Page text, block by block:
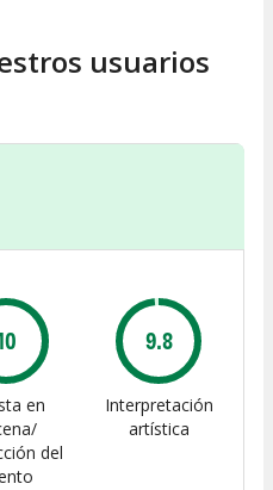
usuarios
en
del
9.8
Interpretación
artística